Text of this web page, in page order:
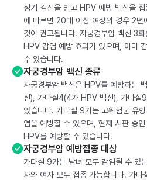
정기 검진을 받고 HPV 예방 백신을
에 따르면 20대 이상 여성의 경우 2년
것이 권고됩니다. 자궁경부암 백신 3
HPV 감염 예방 효과가 있으며, 이미
수 있습니다.
자궁경부암 백신 종류
자궁경부암 백신은 HPV를 예방하는
신), 가다실4(4가 HPV 백신), 가다실
있습니다. 가다실 9가는 고위험군 유
염을 예방할 수 있으며, 현재 시판 중
HPV를 예방할 수 있습니다.
자궁경부암 예방접종 대상
가다실 9가는 남녀 모두 감염될 수 있
자와 여자 모두 접종 가능합니다. 가